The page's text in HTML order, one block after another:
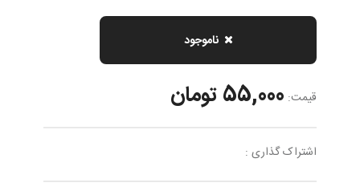
ناموجود
قیمت: 55,000 تومان
اشتراک گذاری :